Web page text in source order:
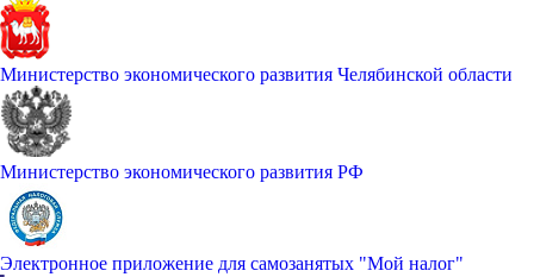
Министерство экономического развития Челябинской области
Министерство экономического развития РФ
Электронное приложение для самозанятых "Мой налог"